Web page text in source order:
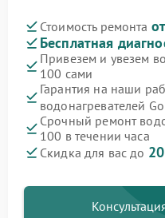
Стоимость ремонта
Бесплатная
Привезем и увезем
100 сами
Гарантия на наши
водонагревателей
Срочный ремонт
100 в течении часа
Скидка для вас до